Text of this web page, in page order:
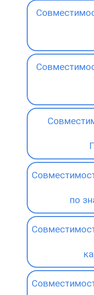
по